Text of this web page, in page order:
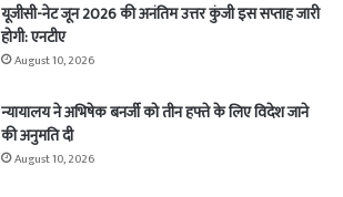
यूजीसी-नेट जून 2026 की अनंतिम उत्तर कुंजी इस सप्ताह जारी
होगी: एनटीए
August 10, 2026
न्यायालय ने अभिषेक बनर्जी को तीन हफ्ते के लिए विदेश जाने
की अनुमति दी
August 10, 2026